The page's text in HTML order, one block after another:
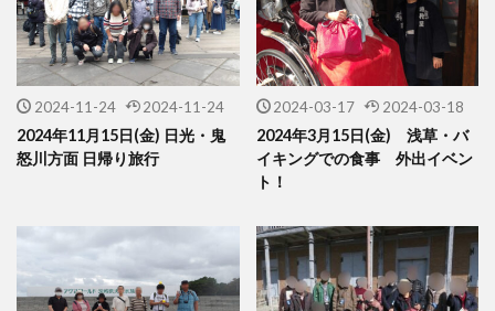
2024-11-24 2024-11-24
2024年11月15日(金) 日光・鬼
怒川方面 日帰り旅行
2024-03-17 2024-03-18
2024年3月15日(金) 浅草・バ
イキングでの食事 外出イベン
ト！